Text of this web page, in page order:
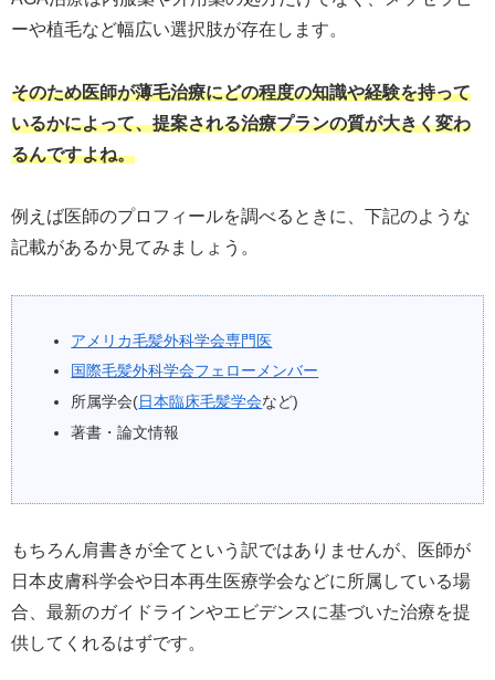
ーや植毛など幅広い選択肢が存在します。
そのため医師が薄毛治療にどの程度の知識や経験を持って
いるかによって、提案される治療プランの質が大きく変わ
るんですよね。
例えば医師のプロフィールを調べるときに、下記のような
記載があるか見てみましょう。
アメリカ毛髪外科学会専門医
国際毛髪外科学会フェローメンバー
所属学会(日本臨床毛髪学会など)
著書・論文情報
もちろん肩書きが全てという訳ではありませんが、医師が
日本皮膚科学会や日本再生医療学会などに所属している場
合、最新のガイドラインやエビデンスに基づいた治療を提
供してくれるはずです。